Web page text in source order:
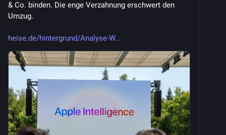
& Co. binden. Die enge Verzahnung erschwert den
Umzug.
heise.de/hintergrund/Analyse-W